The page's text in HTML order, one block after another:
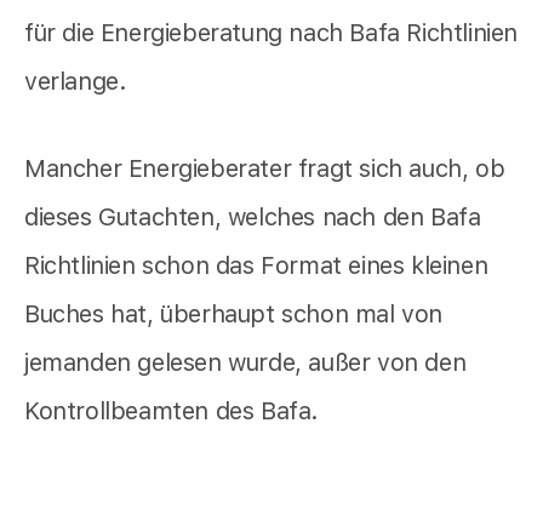
für die Energieberatung nach Bafa Richtlinien
verlange.
Mancher Energieberater fragt sich auch, ob
dieses Gutachten, welches nach den Bafa
Richtlinien schon das Format eines kleinen
Buches hat, überhaupt schon mal von
jemanden gelesen wurde, außer von den
Kontrollbeamten des Bafa.